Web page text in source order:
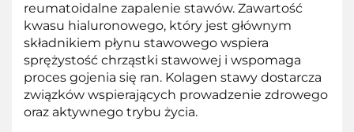
reumatoidalne zapalenie stawów. Zawartość
kwasu hialuronowego, który jest głównym
składnikiem płynu stawowego wspiera
sprężystość chrząstki stawowej i wspomaga
proces gojenia się ran. Kolagen stawy dostarcza
związków wspierających prowadzenie zdrowego
oraz aktywnego trybu życia.